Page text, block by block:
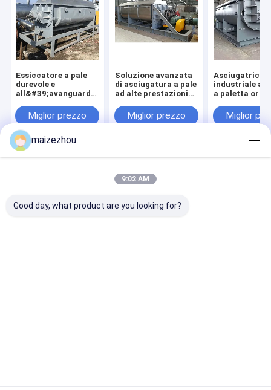
Essiccatore a pale
durevole e
all&#39;avanguardia
lavorazione di
granuli di polveri
umide sfuse
Miglior prezzo
Soluzione avanzata
di asciugatura a pale
ad alte prestazioni
dell&#39;industria
leggera
Miglior prezzo
Asciugatrice
industriale
a paletta
trasferimento
calore
Miglior
Casa Circa noi Contattaci
Desktop Site
Mappa del sito
Politica sulla privacy
CO., LTD. All Rights Reserved.
maizezhou
9:02 AM
Good day, what product are you looking for?